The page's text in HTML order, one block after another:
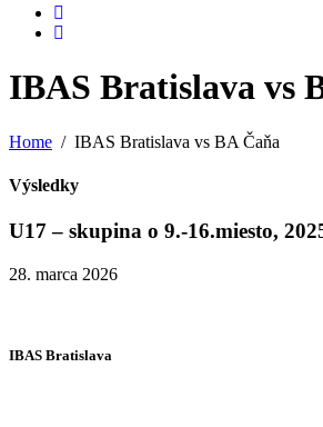
IBAS Bratislava vs
Home IBAS Bratislava vs BA Čaňa
Výsledky
U17 – skupina o 9.-16.miesto,
28. marca 2026
IBAS Bratislava